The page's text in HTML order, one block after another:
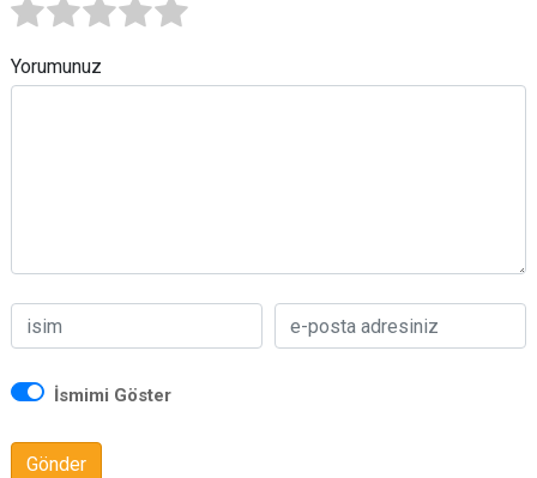
Yorumunuz
İsmimi Göster
Gönder